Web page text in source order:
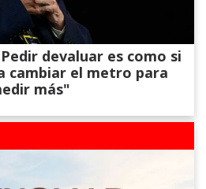
devaluar es como si
cambiar el metro para
más"